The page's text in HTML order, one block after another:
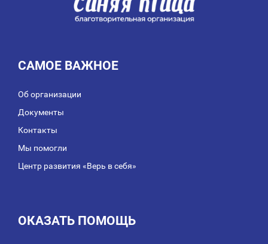
САМОЕ ВАЖНОЕ
Об организации
Документы
Контакты
Мы помогли
Центр развития «Верь в себя»
ОКАЗАТЬ ПОМОЩЬ